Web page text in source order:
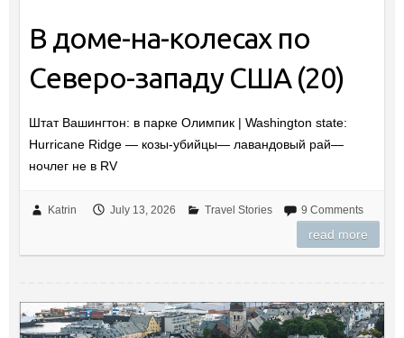
В доме-на-колесах по
Северо-западу США (20)
Штат Вашингтон: в парке Олимпик | Washington state:
Hurricane Ridge — козы-убийцы— лавандовый рай—
ночлег не в RV
Katrin July 13, 2026 Travel Stories 9 Comments
read more